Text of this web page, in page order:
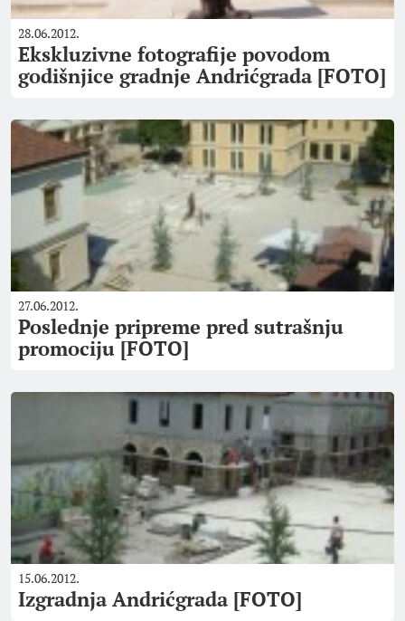
28.06.2012.
Ekskluzivne fotografije povodom
godišnjice gradnje Andrićgrada [FOTO]
27.06.2012.
Poslednje pripreme pred sutrašnju
promociju [FOTO]
15.06.2012.
Izgradnja Andrićgrada [FOTO]